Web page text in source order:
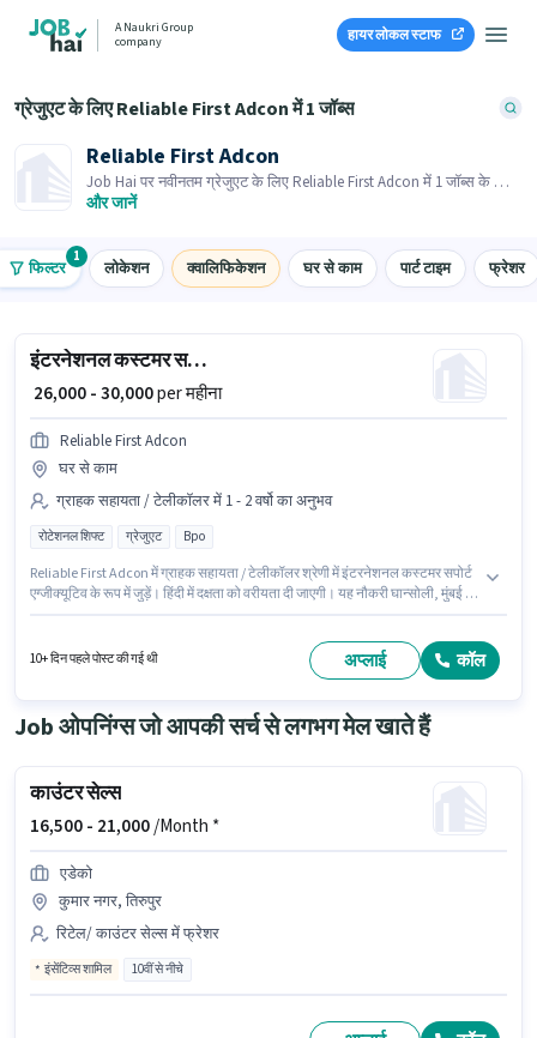
A Naukri Group
company
हायर लोकल स्टाफ
ग्रेजुएट के लिए Reliable First Adcon में 1 जॉब्स
Reliable First Adcon
Job Hai पर नवीनतम ग्रेजुएट के लिए Reliable First Adcon में 1 जॉब्स के लिए
आवेदन करें! भर्तीकर्ता के पास आपके क्षेत्र में तत्काल रिक्तियां हैं।
और जानें
फिल्टर
1
लोकेशन क्वालिफिकेशन घर से काम पार्ट टाइम फ्रेशर
इंटरनेशनल कस्टमर सपोर्ट एग्जीक्यूटिव
₹ 26,000 - 30,000per महीना
Reliable First Adcon
घर से काम
ग्राहक सहायता / टेलीकॉलर में 1 - 2 वर्षो का अनुभव
रोटेशनल शिफ्ट ग्रेजुएट Bpo
Reliable First Adcon में ग्राहक सहायता / टेलीकॉलर श्रेणी में इंटरनेशनल कस्टमर सपोर्ट
एग्जीक्यूटिव के रूप में जुड़ें। हिंदी में दक्षता को वरीयता दी जाएगी। यह नौकरी घान्सोली, मुंबई में
अतिरिक्त लाभ जैसे इंश्योरेंस, PF भी मिलेंगे।
10+ दिन पहले पोस्ट की गई थी अप्लाई कॉल
Job ओपनिंग्स जो आपकी सर्च से लगभग मेल खाते हैं
काउंटर सेल्स
16,500 - 21,000/Month *
एडेको
कुमार नगर, तिरुपुर
रिटेल/ काउंटर सेल्स में फ्रेशर
इंसेंटिव्स शामिल 10वीं से नीचे